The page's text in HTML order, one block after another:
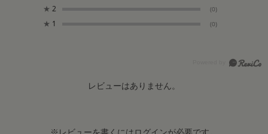
★ 2 (0)
★ 1 (0)
レビューはありません。